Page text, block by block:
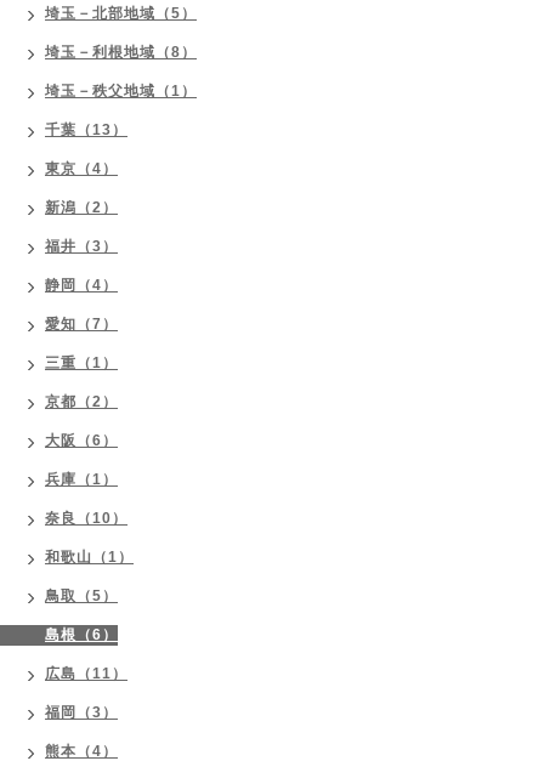
埼玉－北部地域（5）
埼玉－利根地域（8）
埼玉－秩父地域（1）
千葉（13）
東京（4）
新潟（2）
福井（3）
静岡（4）
愛知（7）
三重（1）
京都（2）
大阪（6）
兵庫（1）
奈良（10）
和歌山（1）
鳥取（5）
島根（6）
広島（11）
福岡（3）
熊本（4）